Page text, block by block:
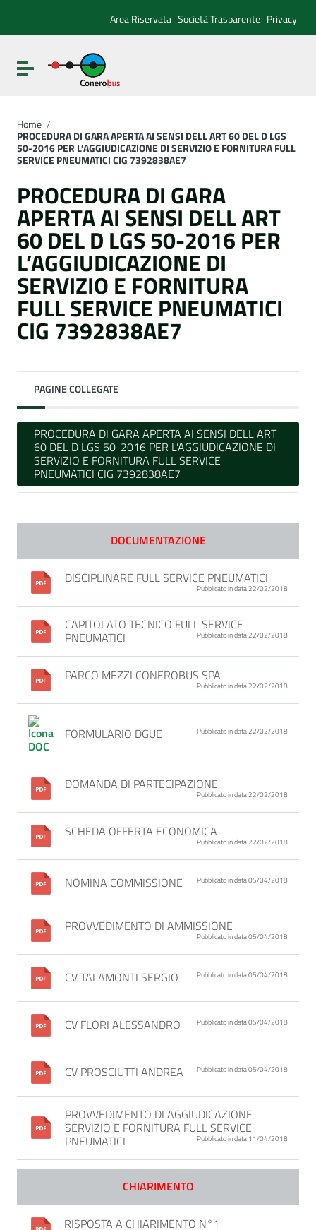
Vai al menu di navigazione
Vai al footer
Area Riservata Società Trasparente Privacy
Attiva / disattiva la navigazione
Home /
PROCEDURA DI GARA APERTA AI SENSI DELL ART 60 DEL D LGS
50-2016 PER L’AGGIUDICAZIONE DI SERVIZIO E FORNITURA FULL
SERVICE PNEUMATICI CIG 7392838AE7
PROCEDURA DI GARA
APERTA AI SENSI DELL ART
60 DEL D LGS 50-2016 PER
L’AGGIUDICAZIONE DI
SERVIZIO E FORNITURA
FULL SERVICE PNEUMATICI
CIG 7392838AE7
PAGINE COLLEGATE
PROCEDURA DI GARA APERTA AI SENSI DELL ART
60 DEL D LGS 50-2016 PER L’AGGIUDICAZIONE DI
SERVIZIO E FORNITURA FULL SERVICE
PNEUMATICI CIG 7392838AE7
DOCUMENTAZIONE
DISCIPLINARE FULL SERVICE PNEUMATICI
Pubblicato in data 22/02/2018
CAPITOLATO TECNICO FULL SERVICE
PNEUMATICI Pubblicato in data 22/02/2018
PARCO MEZZI CONEROBUS SPA
Pubblicato in data 22/02/2018
FORMULARIO DGUE Pubblicato in data 22/02/2018
DOMANDA DI PARTECIPAZIONE
Pubblicato in data 22/02/2018
SCHEDA OFFERTA ECONOMICA
Pubblicato in data 22/02/2018
NOMINA COMMISSIONE Pubblicato in data 05/04/2018
PROVVEDIMENTO DI AMMISSIONE
Pubblicato in data 05/04/2018
CV TALAMONTI SERGIO Pubblicato in data 05/04/2018
CV FLORI ALESSANDRO Pubblicato in data 05/04/2018
CV PROSCIUTTI ANDREA Pubblicato in data 05/04/2018
PROVVEDIMENTO DI AGGIUDICAZIONE
SERVIZIO E FORNITURA FULL SERVICE
PNEUMATICI Pubblicato in data 11/04/2018
CHIARIMENTO
RISPOSTA A CHIARIMENTO N°1